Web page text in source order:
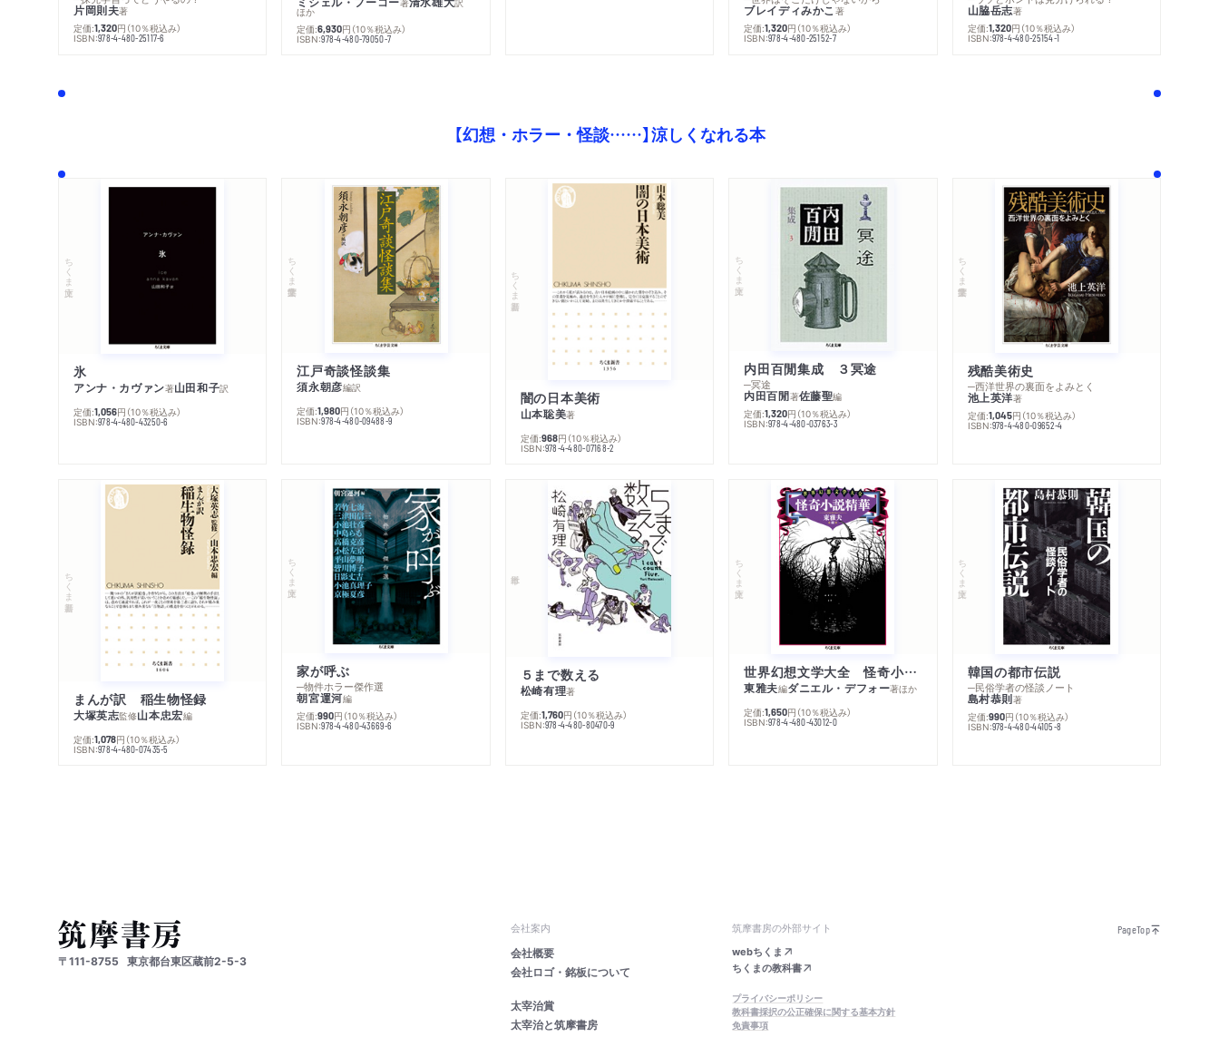
片岡則夫著
定価:1,320円 （10％税込み）
ISBN:978-4-480-25117-6
ほか
定価:6,930円 （10％税込み）
ISBN:978-4-480-79050-7
ブレイディみかこ著
定価:1,320円 （10％税込み）
ISBN:978-4-480-25152-7
山脇岳志著
定価:1,320円 （10％税込み）
ISBN:978-4-480-25154-1
【幻想・ホラー・怪談……】涼しくなれる本
ちくま文庫
氷
アンナ・カヴァン著山田和子訳
定価:1,056円 （10％税込み）
ISBN:978-4-480-43250-6
ちくま学芸文庫
江戸奇談怪談集
須永朝彦編訳
定価:1,980円 （10％税込み）
ISBN:978-4-480-09488-9
ちくま新書
闇の日本美術
山本聡美著
定価:968円 （10％税込み）
ISBN:978-4-480-07168-2
ちくま文庫
内田百閒集成 ３冥途
─冥途
内田百閒著佐藤聖編
定価:1,320円 （10％税込み）
ISBN:978-4-480-03763-3
ちくま学芸文庫
残酷美術史
─西洋世界の裏面をよみとく
池上英洋著
定価:1,045円 （10％税込み）
ISBN:978-4-480-09652-4
ちくま新書
まんが訳 稲生物怪録
大塚英志監修山本忠宏編
定価:1,078円 （10％税込み）
ISBN:978-4-480-07435-5
ちくま文庫
家が呼ぶ
─物件ホラー傑作選
朝宮運河編
定価:990円 （10％税込み）
ISBN:978-4-480-43669-6
５まで数える
松崎有理著
定価:1,760円 （10％税込み）
ISBN:978-4-480-80470-9
ちくま文庫
世界幻想文学大全 怪奇小説精華
東雅夫編ダニエル・デフォー著ほか
定価:1,650円 （10％税込み）
ISBN:978-4-480-43012-0
ちくま文庫
韓国の都市伝説
─民俗学者の怪談ノート
島村恭則著
定価:990円 （10％税込み）
ISBN:978-4-480-44105-8
〒111-8755 東京都台東区蔵前2-5-3
会社案内
会社概要
会社ロゴ・銘板について
太宰治賞
太宰治と筑摩書房
筑摩書房の外部サイト
webちくま
ちくまの教科書
プライバシーポリシー
教科書採択の公正確保に関する基本方針
免責事項
PageTop